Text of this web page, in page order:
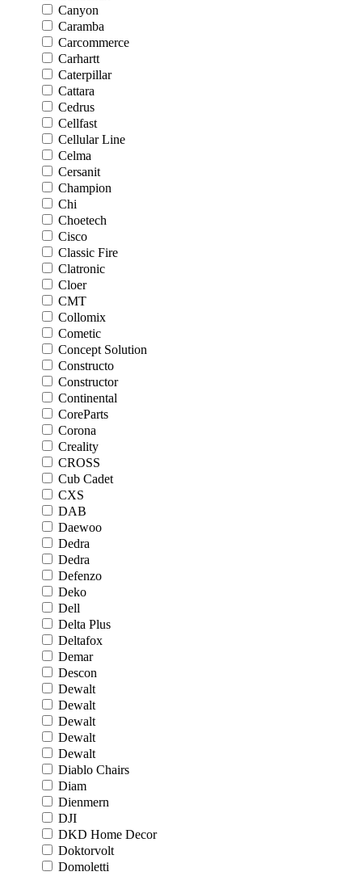
Canyon
Caramba
Carcommerce
Carhartt
Caterpillar
Cattara
Cedrus
Cellfast
Cellular Line
Celma
Cersanit
Champion
Chi
Choetech
Cisco
Classic Fire
Clatronic
Cloer
CMT
Collomix
Cometic
Concept Solution
Constructo
Constructor
Continental
CoreParts
Corona
Creality
CROSS
Cub Cadet
CXS
DAB
Daewoo
Dedra
Dedra
Defenzo
Deko
Dell
Delta Plus
Deltafox
Demar
Descon
Dewalt
Dewalt
Dewalt
Dewalt
Dewalt
Diablo Chairs
Diam
Dienmern
DJI
DKD Home Decor
Doktorvolt
Domoletti